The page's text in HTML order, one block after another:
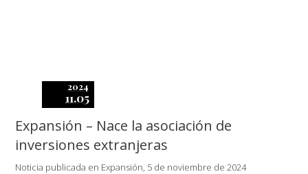
2024
11.05
Expansión – Nace la asociación de
inversiones extranjeras
Noticia publicada en Expansión, 5 de noviembre de 2024